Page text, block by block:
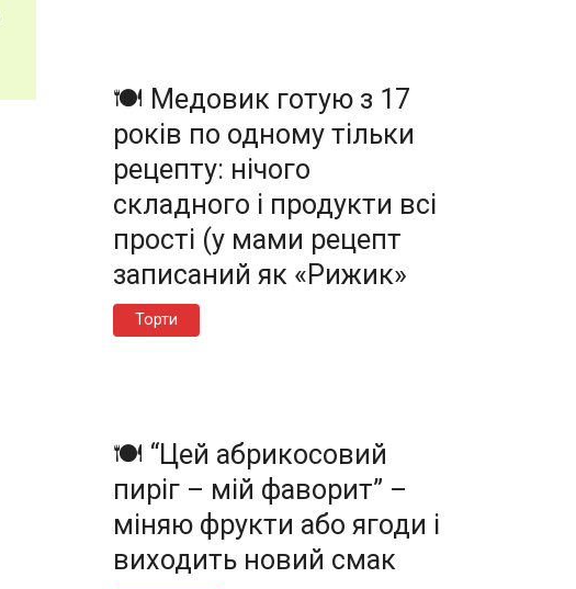
🍽️ Медовик готую з 17
років по одному тільки
рецепту: нічого
складного і продукти всі
прості (у мами рецепт
записаний як «Рижик»
Торти
🍽️ “Цей абрикосовий
пиріг – мій фаворит” –
міняю фрукти або ягоди і
виходить новий смак